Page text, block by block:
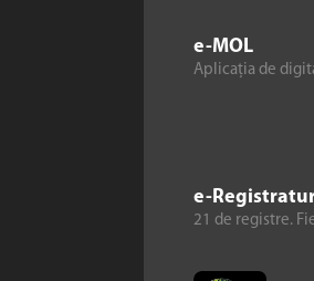
e-MOL
Aplicația de
e-
21 de registre.